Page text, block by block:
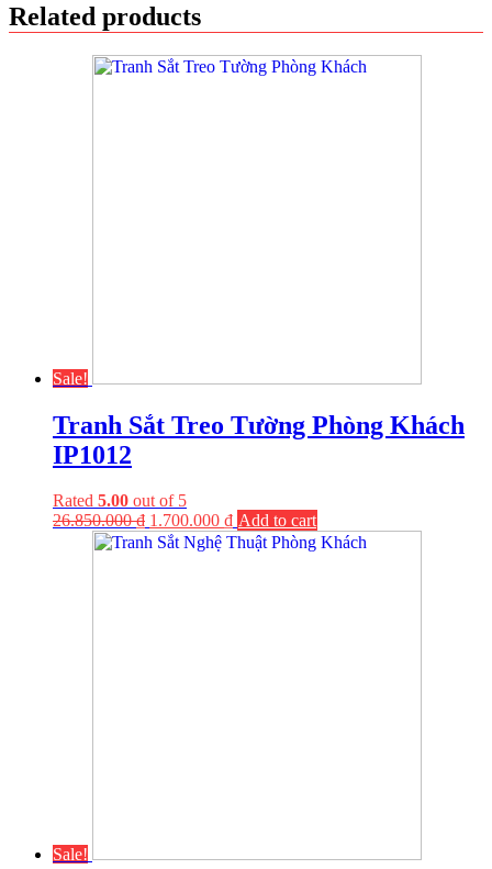
Related products
Sale!
Tranh Sắt Treo Tường Phòng Khách
IP1012
Rated 5.00 out of 5
26.850.000₫ 1.700.000 ₫ Add to cart
Sale!